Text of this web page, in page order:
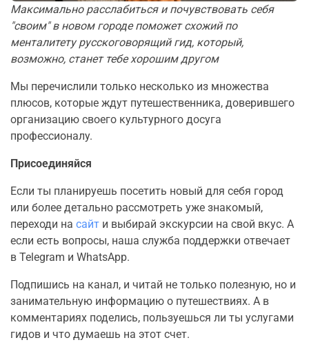
Максимально расслабиться и почувствовать себя
"своим" в новом городе поможет схожий по
менталитету русскоговорящий гид, который,
возможно, станет тебе хорошим другом
Мы перечислили только несколько из множества
плюсов, которые ждут путешественника, доверившего
организацию своего культурного досуга
профессионалу.
Присоединяйся
Если ты планируешь посетить новый для себя город
или более детально рассмотреть уже знакомый,
переходи на сайт и выбирай экскурсии на свой вкус. А
если есть вопросы, наша служба поддержки отвечает
в Telegram и WhatsApp.
Подпишись на канал, и читай не только полезную, но и
занимательную информацию о путешествиях. А в
комментариях поделись, пользуешься ли ты услугами
гидов и что думаешь на этот счет.